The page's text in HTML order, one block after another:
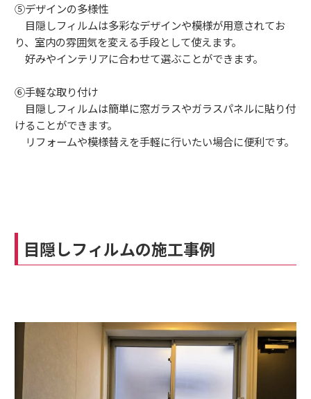
⑤デザインの多様性
目隠しフィルムは多彩なデザインや模様が用意されてお
り、室内の雰囲気を変える手段として使えます。
好みやインテリアに合わせて選ぶことができます。
⑥手軽な取り付け
目隠しフィルムは簡単に窓ガラスやガラスパネルに貼り付
けることができます。
リフォームや模様替えを手軽に行いたい場合に便利です。
目隠しフィルムの施工事例